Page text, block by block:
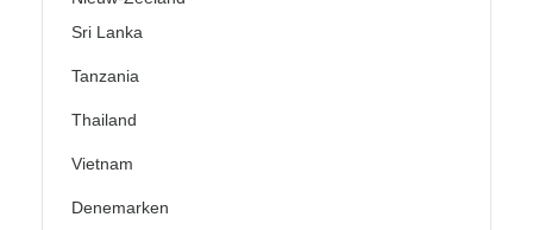
Sri Lanka
Tanzania
Thailand
Vietnam
Denemarken